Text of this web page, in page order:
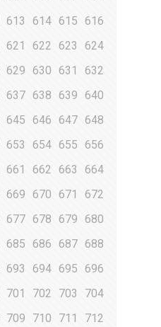
613 614 615
616
621 622 623
624
629 630 631
632
637 638 639 640
645 646 647 648
653 654 655 656
661 662 663
664
669 670 671
672
677 678 679
680
685 686 687 688
693 694 695
696
701 702 703
704
709 710 711
712